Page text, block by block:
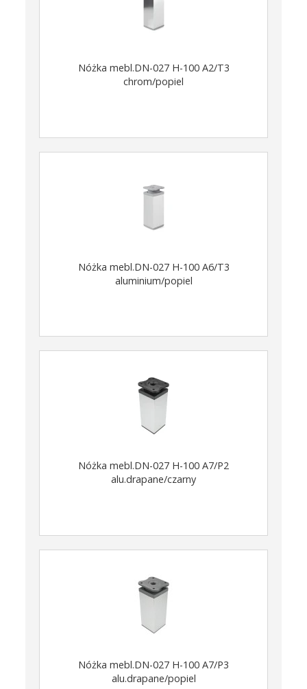
Nóżka mebl.DN-027 H-100 A2/T3
chrom/popiel
Nóżka mebl.DN-027 H-100 A6/T3
aluminium/popiel
Nóżka mebl.DN-027 H-100 A7/P2
alu.drapane/czarny
Nóżka mebl.DN-027 H-100 A7/P3
alu.drapane/popiel